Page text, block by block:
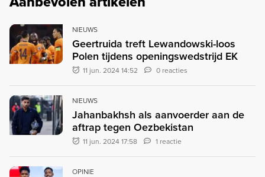
NIEUWS
Geertruida treft Lewandowski-loos
Polen tijdens openingswedstrijd EK
11 jun. 2024 14:52 0 reacties
NIEUWS
Jahanbakhsh als aanvoerder aan de
aftrap tegen Oezbekistan
11 jun. 2024 17:58 1 reactie
OPINIE